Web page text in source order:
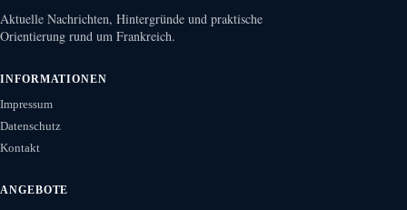
Aktuelle Nachrichten, Hintergründe und praktische
Orientierung rund um Frankreich.
INFORMATIONEN
Impressum
Datenschutz
Kontakt
ANGEBOTE